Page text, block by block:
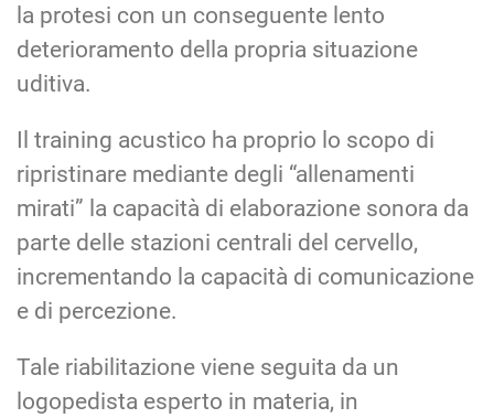
la protesi con un conseguente lento
deterioramento della propria situazione
uditiva.
Il training acustico ha proprio lo scopo di
ripristinare mediante degli “allenamenti
mirati” la capacità di elaborazione sonora da
parte delle stazioni centrali del cervello,
incrementando la capacità di comunicazione
e di percezione.
Tale riabilitazione viene seguita da un
logopedista esperto in materia, in